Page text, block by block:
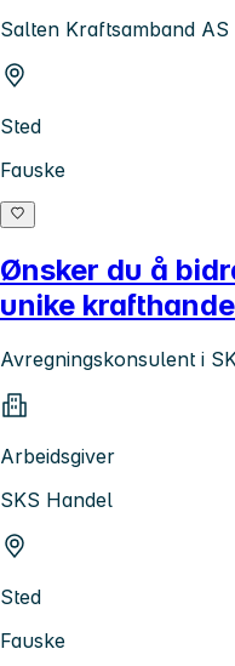
Salten Kraftsamband AS
Sted
Fauske
Ønsker du å
unike
Avregningskonsulent i
Arbeidsgiver
SKS Handel
Sted
Fauske